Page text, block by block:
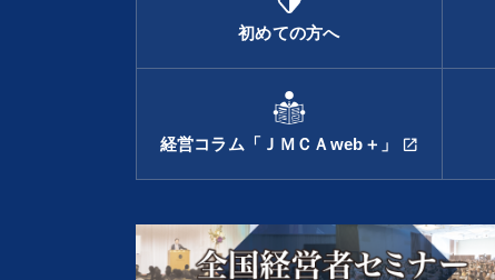
初めての方へ
経営コラム「ＪＭＣＡweb＋」 open_in_new